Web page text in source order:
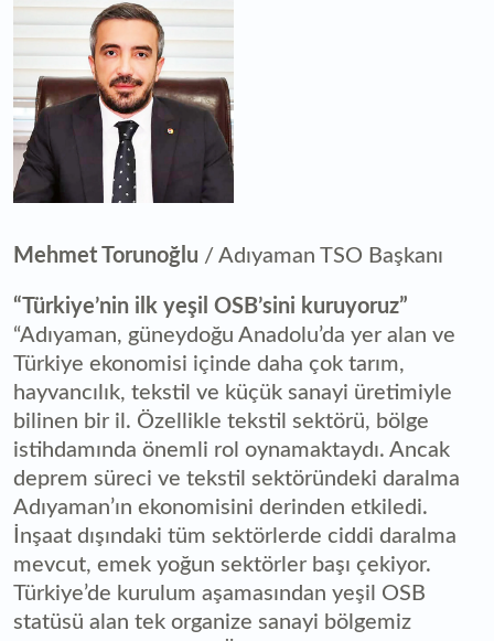
Mehmet Torunoğlu / Adıyaman TSO Başkanı
“Türkiye’nin ilk yeşil OSB’sini kuruyoruz”
“Adıyaman, güneydoğu Anadolu’da yer alan ve
Türkiye ekonomisi içinde daha çok tarım,
hayvancılık, tekstil ve küçük sanayi üretimiyle
bilinen bir il. Özellikle tekstil sektörü, bölge
istihdamında önemli rol oynamaktaydı. Ancak
deprem süreci ve tekstil sektöründeki daralma
Adıyaman’ın ekonomisini derinden etkiledi.
İnşaat dışındaki tüm sektörlerde ciddi daralma
mevcut, emek yoğun sektörler başı çekiyor.
Türkiye’de kurulum aşamasından yeşil OSB
statüsü alan tek organize sanayi bölgemiz